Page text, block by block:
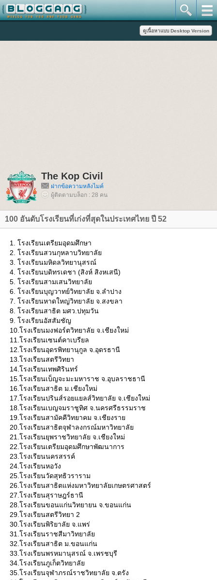
The Kop Civil
ฝากข้อความหลังไมค์
ผู้ติดตามบล็อก : 28 คน
100 อันดับโรงเรียนที่เก่งที่สุดในประเทศไทย ปี 52
1. โรงเรียนเตรียมอุดมศึกษา
2. โรงเรียนสวนกุหลาบวิทยาลั
3. โรงเรียนมหิดลวิทยานุสรณ์
4. โรงเรียนบดิทรเดชา (สิงห์ สิงหเสนี)
5. โรงเรียนสามเสนวิทยาลั
6. โรงเรียนบุญวาทย์วิทยาลัย จ.ลำปาง
7. โรงเรียนหาดใหญ่วิทยาลัย จ.สงขลา
8. โรงเรียนสาธิต มศว.ปทุมวัน
9. โรงเรียนอัสสัมชัญ
10.โรงเรียนมงฟอร์ตวิทยาลัย จ.เชียงใหม่
11.โรงเรียนเซนต์คาเบรียล
12.โรงเรียนอุดรพิทยานุกูล จ.อุดรธานี
13.โรงเรียนสตรีวิทยา
14.โรงเรียนเทพศิรินทร์
15.โรงเรียนเบ็ญจะมะมหาราช จ.อุบลราชธานี
16.โรงเรียนสาธิต ม.เชียงใหม่
17.โรงเรียนปรินส์รอยแยลส์วิทยาลัย จ.เชียงใหม่
18.โรงเรียนเบญจมราชูทิศ จ.นครศรีธรรมราช
19.โรงเรียนสามัคคีวิทยาคม จ.เชียงรา
20.โรงเรียนสาธิตจุฬาลงกรณ์มหาวิทยาลั
21.โรงเรียนยุพราชวิทยาลัย จ.เชียงใหม่
22.โรงเรียนเตรียมอุดมศึกษาพัฒนาการ
23.โรงเรียนนครสรรค์
24.โรงเรียนหอวัง
25.โรงเรียนวัดสุทธิวราราม
26.โรงเรียนสาธิตแห่งมหาวิทยาลัยเกษตรศาสตร์
27.โรงเรียนสุราษฎร์ธานี
28.โรงเรียนขอนแก่นวิทยายน จ.ขอนแก่น
29.โรงเรียนสตรีวิทยา 2
30.โรงเรียนพิริยาลัย จ.แพร่
31.โรงเรียนราชสีมาวิทยาลั
32.โรงเรียนสาธิต ม.ขอนแก่น
33.โรงเรียนพรหมานุสรณ์ จ.เพรชบุรี
34.โรงเรียนภูเก็ตวิทยาลั
35.โรงเรียนจุฬาภรณ์ราชวิทยาลัย จ.ตรัง